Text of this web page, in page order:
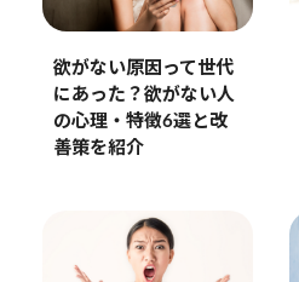
欲がない原因って世代
にあった？欲がない人
の心理・特徴6選と改
善策を紹介